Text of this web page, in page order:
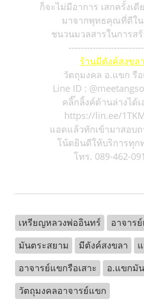
ก็จะไม่มีอาการ เสกครั้งเดี
มาจากพุทธคุณที่ดีใ
ชนวนมวลสารในการส
ร้านมีตังค์สงขลา
วัตถุมงคล อ.แขก รือ
Line ID :
คลิ๊กลิ้งค์ด้านล่างได้เ
https://lin.ee/
แอดแล้วทักเข้ามาสอบ
โน้ตยินดีให้บริการทุก
โทร. 089-462-
เหรียญหลวงพ่ออินทร์ อาจาร
มันตระสยาม
มีตังค์สงขลา
อาจารย์แขกรือเสาะ
อ.แขกมั
วัตถุมงคลอาจารย์แขก